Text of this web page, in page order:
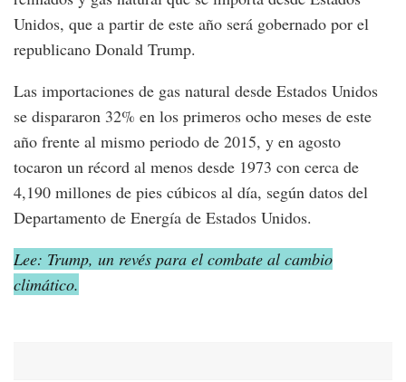
Unidos, que a partir de este año será gobernado por el
republicano Donald Trump.
Las importaciones de gas natural desde Estados Unidos
se dispararon 32% en los primeros ocho meses de este
año frente al mismo periodo de 2015, y en agosto
tocaron un récord al menos desde 1973 con cerca de
4,190 millones de pies cúbicos al día, según datos del
Departamento de Energía de Estados Unidos.
Lee: Trump, un revés para el combate al cambio
climático.